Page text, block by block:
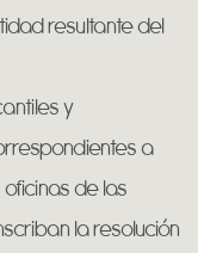
resultante del
y
a
de las
la resolución